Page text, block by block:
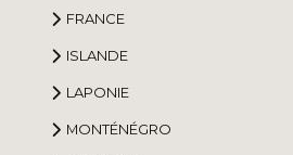
FRANCE
ISLANDE
LAPONIE
MONTÉNÉGRO